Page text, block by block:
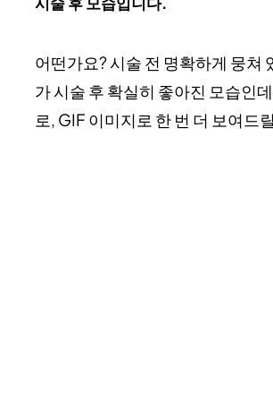
어떤가요? 시술 전 명확하게 뭉쳐
가 시술 후 확실히 좋아진 모습인
로, GIF 이미지로 한 번 더 보여드